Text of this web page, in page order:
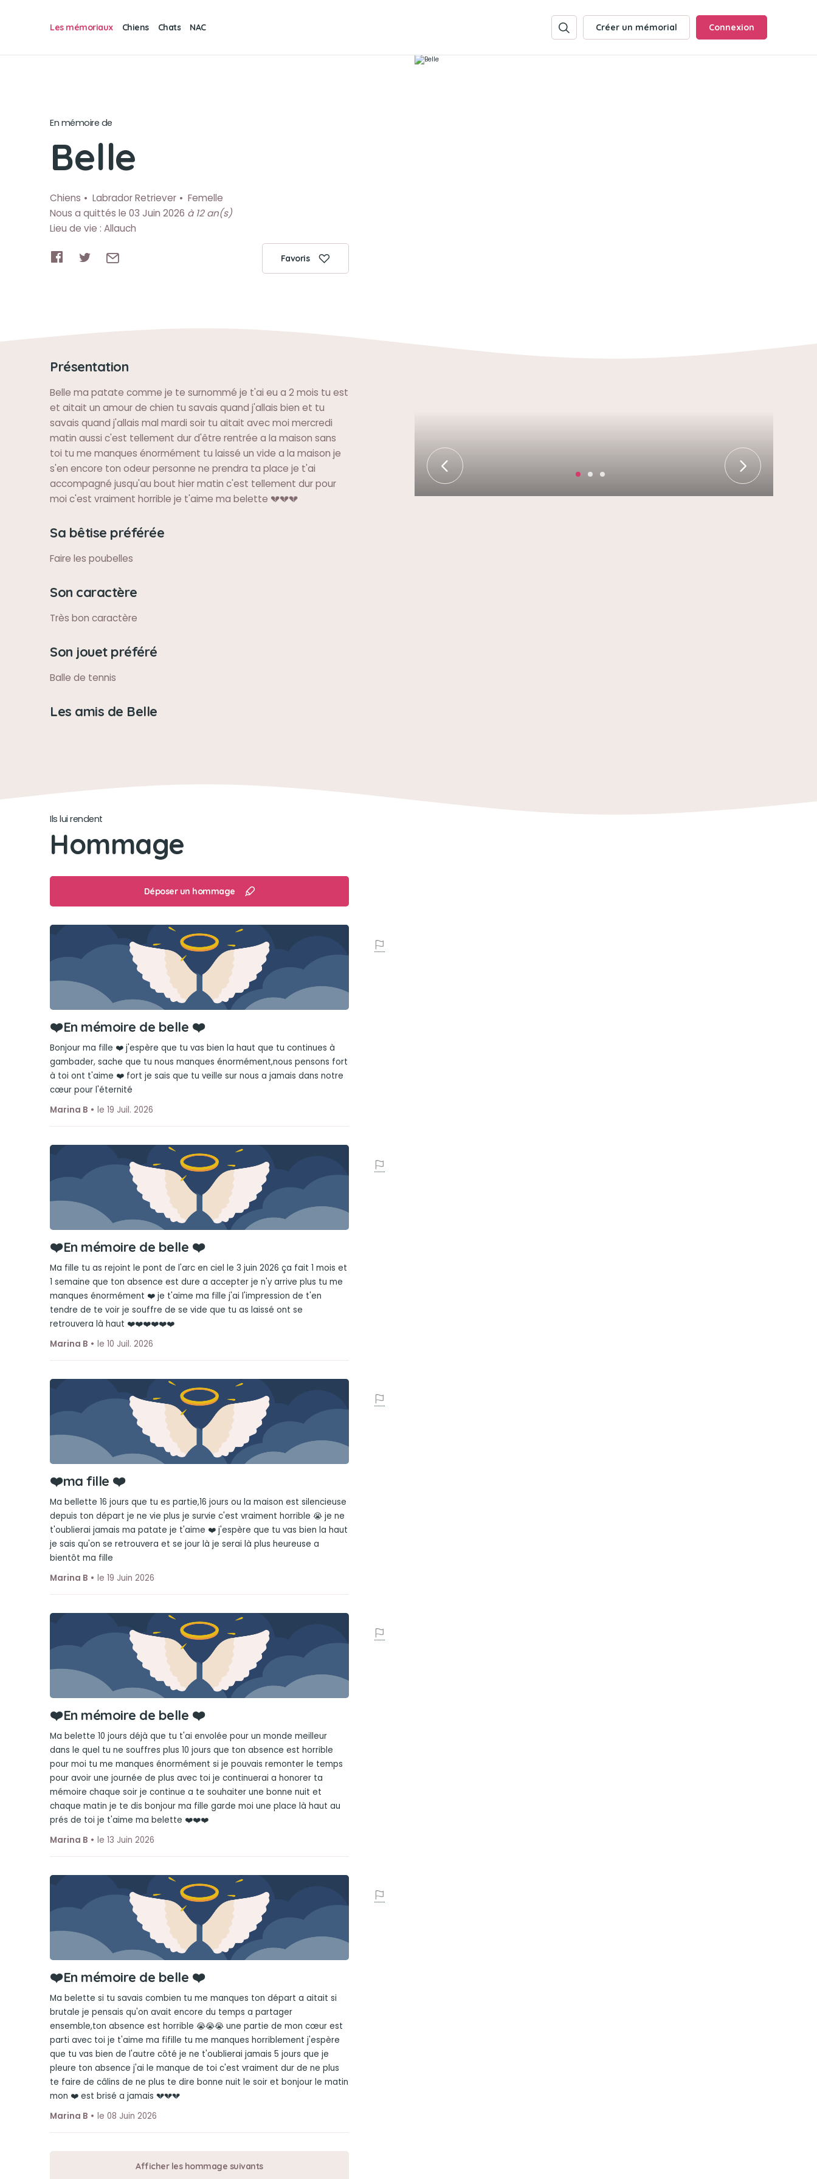
Les mémoriaux Chiens Chats NAC Créer un mémorial Connexion
En mémoire de
Belle
Chiens Labrador Retriever
Femelle
Nous a quittés le 03 Juin 2026 à 12 an(s)
Lieu de vie : Allauch
Favoris
Présentation
Belle ma patate comme je te surnommé je t'ai eu a 2 mois tu est
et aitait un amour de chien tu savais quand j'allais bien et tu
savais quand j'allais mal mardi soir tu aitait avec moi mercredi
matin aussi c'est tellement dur d'être rentrée a la maison sans
toi tu me manques énormément tu laissé un vide a la maison je
s'en encore ton odeur personne ne prendra ta place je t'ai
accompagné jusqu'au bout hier matin c'est tellement dur pour
moi c'est vraiment horrible je t'aime ma belette 💔💔💔
Sa bêtise préférée
Faire les poubelles
Son caractère
Très bon caractère
Son jouet préféré
Balle de tennis
Les amis de Belle
Ils lui rendent
Hommage
Déposer un hommage
❤️En mémoire de belle ❤️
Bonjour ma fille ❤️ j'espère que tu vas bien la haut que tu continues à
gambader, sache que tu nous manques énormément,nous pensons fort
à toi ont t'aime ❤️ fort je sais que tu veille sur nous a jamais dans notre
cœur pour l'éternité
Marina B
le 19 Juil. 2026
❤️En mémoire de belle ❤️
Ma fille tu as rejoint le pont de l'arc en ciel le 3 juin 2026 ça fait 1 mois et
1 semaine que ton absence est dure a accepter je n'y arrive plus tu me
manques énormément ❤️ je t'aime ma fille j'ai l'impression de t'en
tendre de te voir je souffre de se vide que tu as laissé ont se
retrouvera là haut ❤️❤️❤️❤️❤️❤️
Marina B
le 10 Juil. 2026
❤️ma fille ❤️
Ma bellette 16 jours que tu es partie,16 jours ou la maison est silencieuse
depuis ton départ je ne vie plus je survie c'est vraiment horrible 😭 je ne
t'oublierai jamais ma patate je t'aime ❤️ j'espère que tu vas bien la haut
je sais qu'on se retrouvera et se jour là je serai là plus heureuse a
bientôt ma fille
Marina B
le 19 Juin 2026
❤️En mémoire de belle ❤️
Ma belette 10 jours déjà que tu t'ai envolée pour un monde meilleur
dans le quel tu ne souffres plus 10 jours que ton absence est horrible
pour moi tu me manques énormément si je pouvais remonter le temps
pour avoir une journée de plus avec toi je continuerai a honorer ta
mémoire chaque soir je continue a te souhaiter une bonne nuit et
chaque matin je te dis bonjour ma fille garde moi une place là haut au
prés de toi je t'aime ma belette ❤️❤️❤️
Marina B
le 13 Juin 2026
❤️En mémoire de belle ❤️
Ma belette si tu savais combien tu me manques ton départ a aitait si
brutale je pensais qu'on avait encore du temps a partager
ensemble,ton absence est horrible 😭😭😭 une partie de mon cœur est
parti avec toi je t'aime ma fifille tu me manques horriblement j'espère
que tu vas bien de l'autre côté je ne t'oublierai jamais 5 jours que je
pleure ton absence j'ai le manque de toi c'est vraiment dur de ne plus
te faire de câlins de ne plus te dire bonne nuit le soir et bonjour le matin
mon ❤️ est brisé a jamais 💔💔💔
Marina B
le 08 Juin 2026
Afficher les hommage suivants